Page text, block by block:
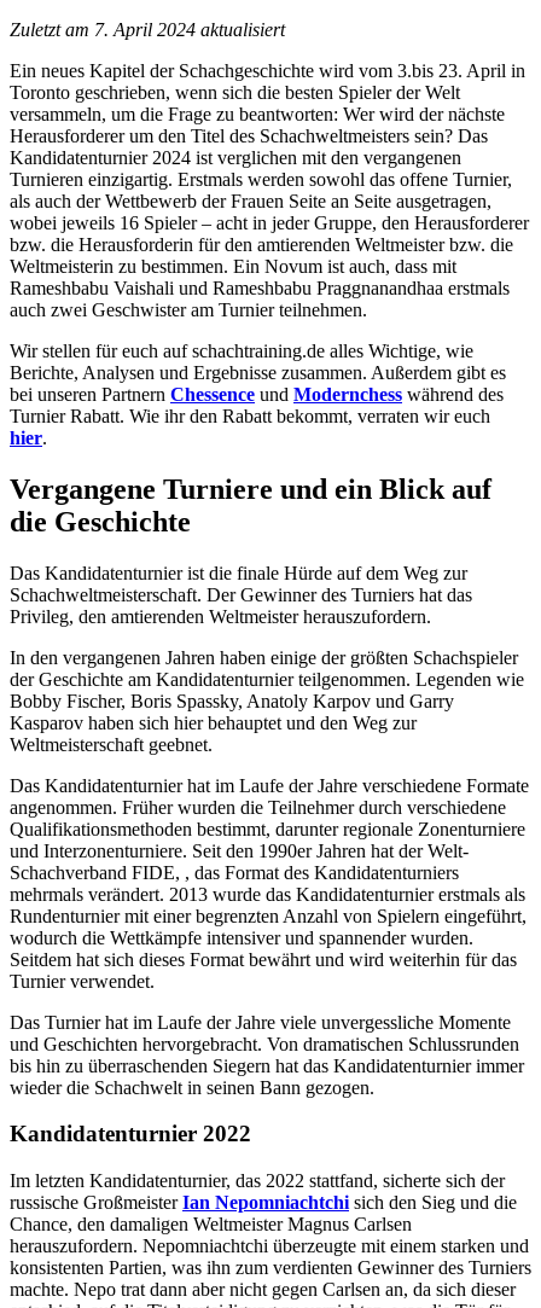
Zuletzt am 7. April 2024 aktualisiert
Ein neues Kapitel der Schachgeschichte wird vom 3.bis 23. April in
Toronto geschrieben, wenn sich die besten Spieler der Welt
versammeln, um die Frage zu beantworten: Wer wird der nächste
Herausforderer um den Titel des Schachweltmeisters sein? Das
Kandidatenturnier 2024 ist verglichen mit den vergangenen
Turnieren einzigartig. Erstmals werden sowohl das offene Turnier,
als auch der Wettbewerb der Frauen Seite an Seite ausgetragen,
wobei jeweils 16 Spieler – acht in jeder Gruppe, den Herausforderer
bzw. die Herausforderin für den amtierenden Weltmeister bzw. die
Weltmeisterin zu bestimmen. Ein Novum ist auch, dass mit
Rameshbabu Vaishali und Rameshbabu Praggnanandhaa erstmals
auch zwei Geschwister am Turnier teilnehmen.
Wir stellen für euch auf schachtraining.de alles Wichtige, wie
Berichte, Analysen und Ergebnisse zusammen. Außerdem gibt es
bei unseren Partnern Chessence und Modernchess während des
Turnier Rabatt. Wie ihr den Rabatt bekommt, verraten wir euch
hier.
Vergangene Turniere und ein Blick auf
die Geschichte
Das Kandidatenturnier ist die finale Hürde auf dem Weg zur
Schachweltmeisterschaft. Der Gewinner des Turniers hat das
Privileg, den amtierenden Weltmeister herauszufordern.
In den vergangenen Jahren haben einige der größten Schachspieler
der Geschichte am Kandidatenturnier teilgenommen. Legenden wie
Bobby Fischer, Boris Spassky, Anatoly Karpov und Garry
Kasparov haben sich hier behauptet und den Weg zur
Weltmeisterschaft geebnet.
Das Kandidatenturnier hat im Laufe der Jahre verschiedene Formate
angenommen. Früher wurden die Teilnehmer durch verschiedene
Qualifikationsmethoden bestimmt, darunter regionale Zonenturniere
und Interzonenturniere. Seit den 1990er Jahren hat der Welt-
Schachverband FIDE, , das Format des Kandidatenturniers
mehrmals verändert. 2013 wurde das Kandidatenturnier erstmals als
Rundenturnier mit einer begrenzten Anzahl von Spielern eingeführt,
wodurch die Wettkämpfe intensiver und spannender wurden.
Seitdem hat sich dieses Format bewährt und wird weiterhin für das
Turnier verwendet.
Das Turnier hat im Laufe der Jahre viele unvergessliche Momente
und Geschichten hervorgebracht. Von dramatischen Schlussrunden
bis hin zu überraschenden Siegern hat das Kandidatenturnier immer
wieder die Schachwelt in seinen Bann gezogen.
Kandidatenturnier 2022
Im letzten Kandidatenturnier, das 2022 stattfand, sicherte sich der
russische GroßmeisterIan Nepomniachtchi sich den Sieg und die
Chance, den damaligen Weltmeister Magnus Carlsen
herauszufordern. Nepomniachtchi überzeugte mit einem starken und
konsistenten Partien, was ihn zum verdienten Gewinner des Turniers
machte. Nepo trat dann aber nicht gegen Carlsen an, da sich dieser